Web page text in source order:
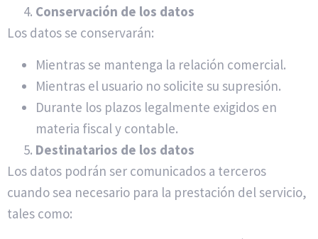
Conservación de los datos
Los datos se conservarán:
Mientras se mantenga la relación comercial.
Mientras el usuario no solicite su supresión.
Durante los plazos legalmente exigidos en
materia fiscal y contable.
Destinatarios de los datos
Los datos podrán ser comunicados a terceros
cuando sea necesario para la prestación del servicio,
tales como: